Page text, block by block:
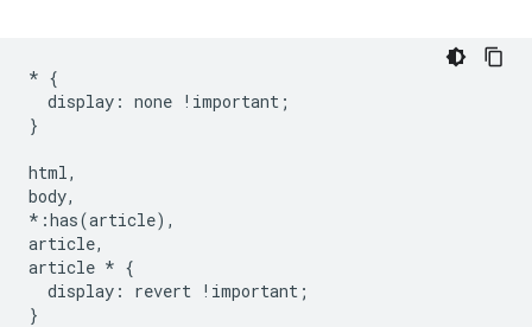
* {
display : none ! important ;
}
html,
body,
*:has(article),
article,
article * {
display : revert ! important ;
}